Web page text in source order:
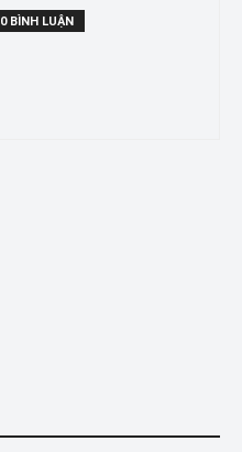
0 BÌNH LUẬN